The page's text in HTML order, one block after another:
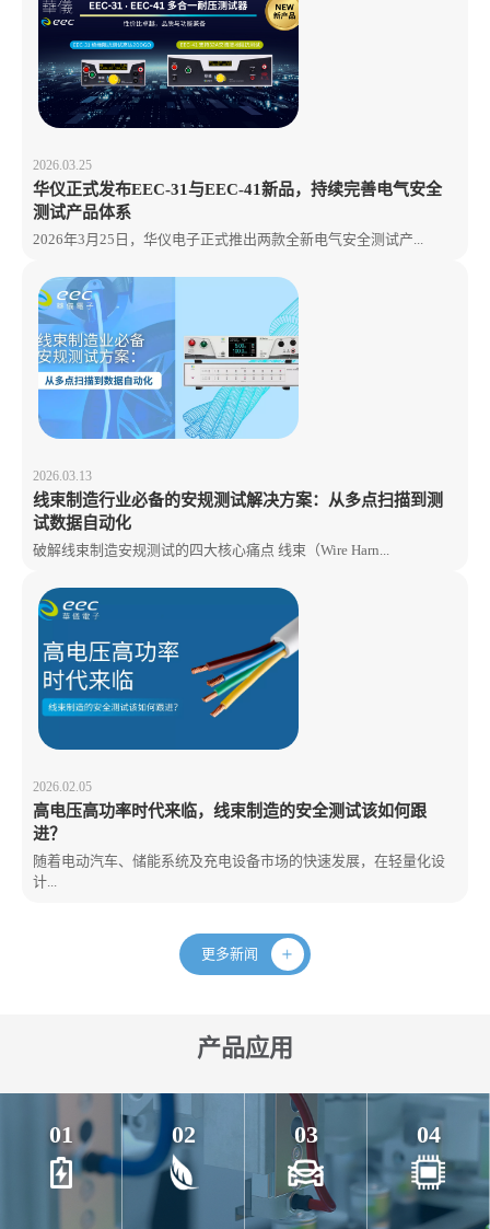
2026.03.25
华仪正式发布EEC-31与EEC-41新品，持续完善电气安全
测试产品体系
2026年3月25日，华仪电子正式推出两款全新电气安全测试产...
2026.03.13
线束制造行业必备的安规测试解决方案：从多点扫描到测
试数据自动化
破解线束制造安规测试的四大核心痛点 线束（Wire Harn...
2026.02.05
高电压高功率时代来临，线束制造的安全测试该如何跟
进？
随着电动汽车、储能系统及充电设备市场的快速发展，在轻量化设
计...
更多新闻
产品应用
01 02 03 04